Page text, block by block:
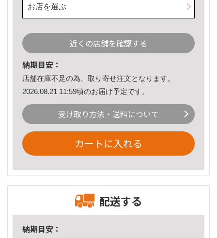
お店を選ぶ
近くの店舗を確認する
納期目安：
店舗在庫不足の為、取り寄せ注文となります。
2026.08.21 11:59頃のお届け予定です。
受け取り方法・送料について
カートに入れる
配送する
納期目安：